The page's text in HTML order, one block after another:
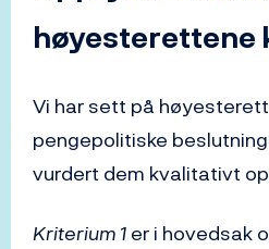
høyesterettene
Vi har sett på
pengepolitiske
vurdert dem kvalitativt
Kriterium 1er i hovedsak